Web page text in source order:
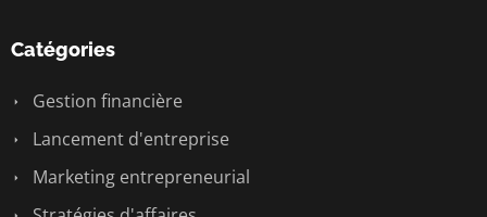
Catégories
Gestion financière
Lancement d'entreprise
Marketing entrepreneurial